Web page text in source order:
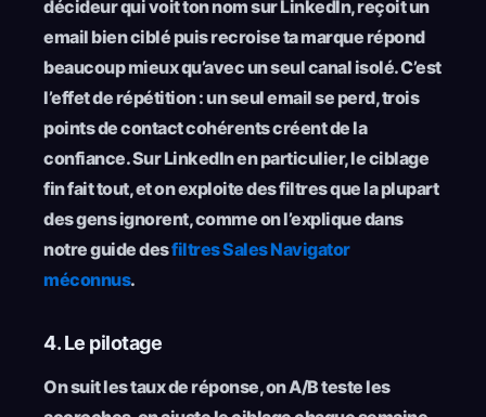
décideur qui voit ton nom sur LinkedIn, reçoit un
email bien ciblé puis recroise ta marque répond
beaucoup mieux qu’avec un seul canal isolé. C’est
l’effet de répétition : un seul email se perd, trois
points de contact cohérents créent de la
confiance. Sur LinkedIn en particulier, le ciblage
fin fait tout, et on exploite des filtres que la plupart
des gens ignorent, comme on l’explique dans
notre guide desfiltres Sales Navigator
méconnus.
4. Le pilotage
On suit les taux de réponse, on A/B teste les